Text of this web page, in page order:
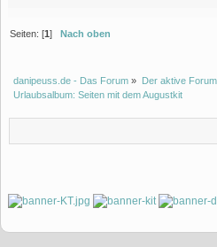
Seiten: [1]Nach oben
danipeuss.de - Das Forum »
Der aktive
Urlaubsalbum: Seiten mit dem Augustkit